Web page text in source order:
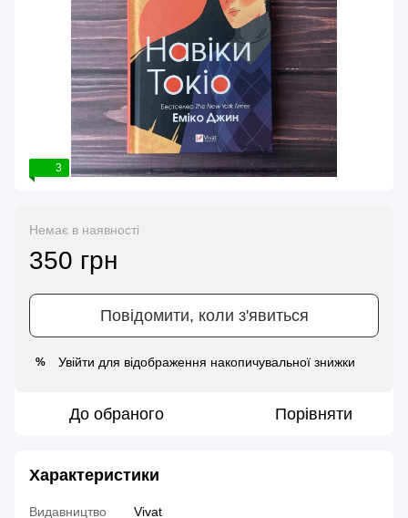
3
Немає в наявності
350 грн
Повідомити, коли з'явиться
% Увійти для відображення накопичувальної знижки
До обраного Порівняти
Характеристики
Видавництво
Vivat